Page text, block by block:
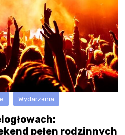
Wydarzenia
pełen rodzinnych